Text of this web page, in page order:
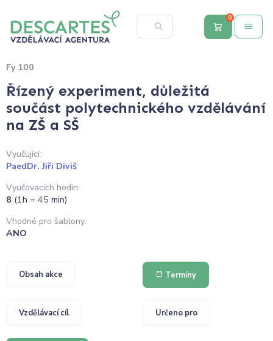
0
Fy 100
Řízený experiment, důležitá
součást polytechnického vzdělávání
na ZŠ a SŠ
Vyučující:
PaedDr. Jiři Diviš
Vyučovacích hodin:
8 (1h = 45 min)
Vhodné pro šablony:
ANO
Obsah akce Termíny
Vzdělávací cíl Určeno pro